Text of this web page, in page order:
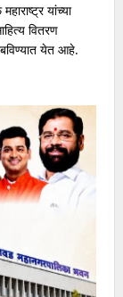
यांच्या
वितरण
येत आहे.